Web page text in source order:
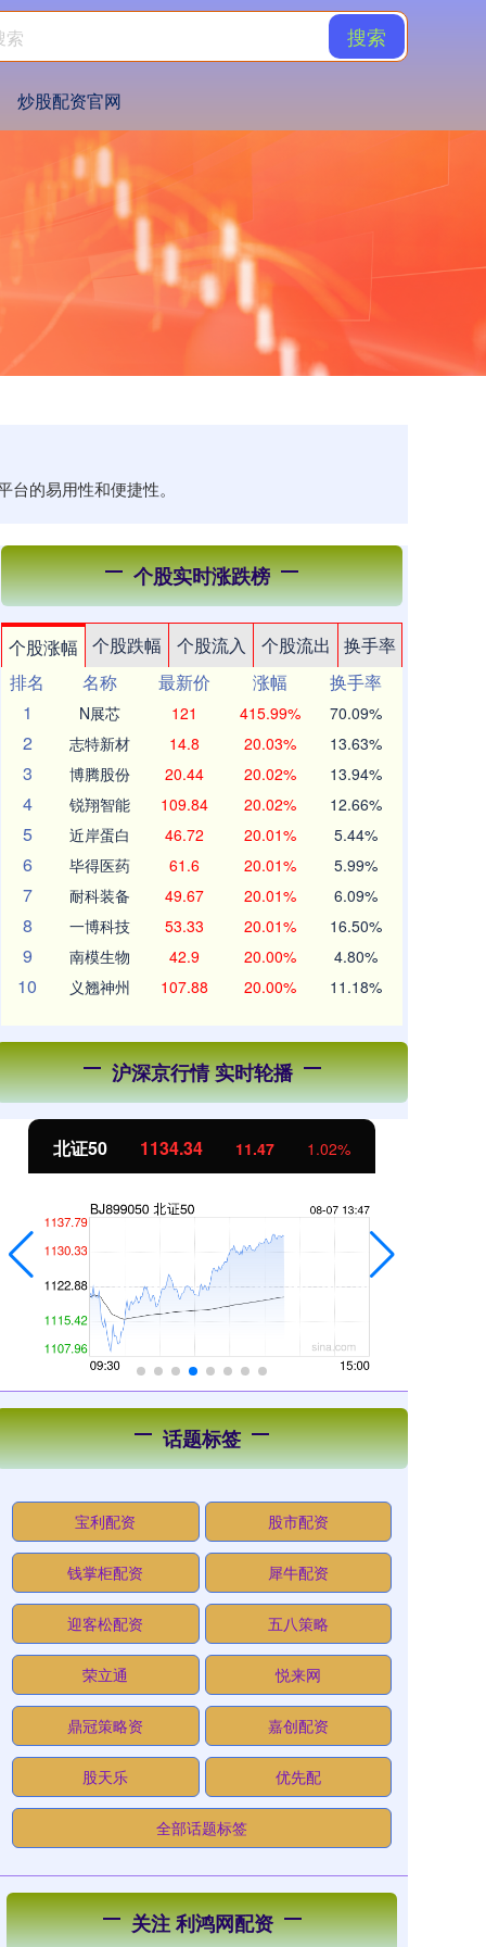
搜索
炒股配资官网
的易用性和便捷性。
个股实时涨跌榜
个股涨幅 个股跌幅 个股流入 个股流出
换手率
排名
名称 最新价 涨幅
换手率
1
N展芯 121 415.99% 70.09%
2 志特新材 14.8 20.03% 13.63%
3 博腾股份 20.44 20.02% 13.94%
4 锐翔智能 109.84 20.02% 12.66%
5 近岸蛋白 46.72 20.01% 5.44%
6 毕得医药 61.6 20.01% 5.99%
7 耐科装备 49.67 20.01% 6.09%
8 一博科技 53.33 20.01% 16.50%
9 南模生物 42.9 20.00% 4.80%
10 义翘神州 107.88 20.00% 11.18%
沪深京行情 实时轮播
北证50 1134.34 11.47 1.02%
话题标签
宝利配资 股市配资
钱掌柜配资 犀牛配资
迎客松配资 五八策略
荣立通 悦来网
鼎冠策略资 嘉创配资
股天乐 优先配
全部话题标签
关注 利鸿网配资